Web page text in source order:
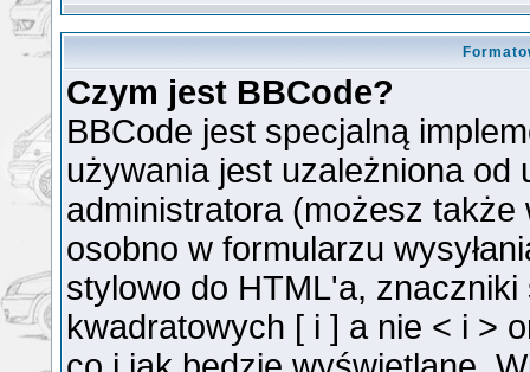
Czym jest BBCode?
BBCode jest specjalną
używania jest uzależniona
administratora (możesz także
osobno w formularzu
stylowo do HTML'a,
kwadratowych [ i ] a nie < i >